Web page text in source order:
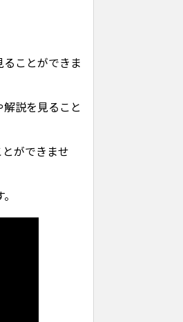
ことができま
説を見ること
ができませ